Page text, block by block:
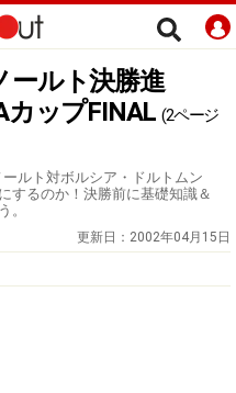
ールト決勝進
ップFINAL (2ページ
ルト対ボルシア・ドルトムン
するのか！決勝前に基礎知識＆
。
更新日： 2002年04月15日